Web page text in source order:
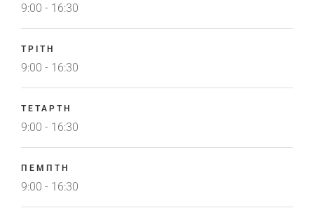
9:00 - 16:30
ΤΡΙΤΗ
9:00 - 16:30
ΤΕΤΑΡΤΗ
9:00 - 16:30
ΠΕΜΠΤΗ
9:00 - 16:30